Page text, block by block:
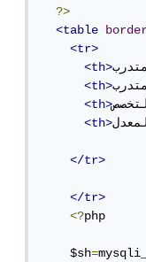
?>
<table
<tr>
<th>
<th>
<th>
<th>
</tr>
</tr>
<?php
    $sh
=